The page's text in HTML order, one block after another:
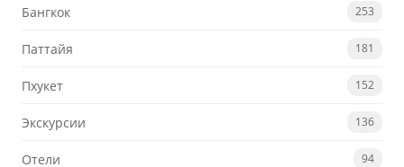
Бангкок 253
Паттайя 181
Пхукет 152
Экскурсии 136
Отели 94